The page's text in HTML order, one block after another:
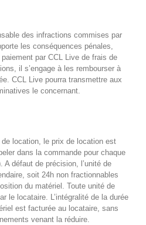
des infractions commises par
les conséquences pénales,
par CCL Live de frais de
il s’engage à les rembourser à
CCL Live pourra transmettre aux
le concernant.
de location, le prix de location est
dans la commande pour chaque
A défaut de précision, l’unité de
soit 24h non fractionnables
du matériel. Toute unité de
le locataire. L’intégralité de la durée
est facturée au locataire, sans
venant la réduire.